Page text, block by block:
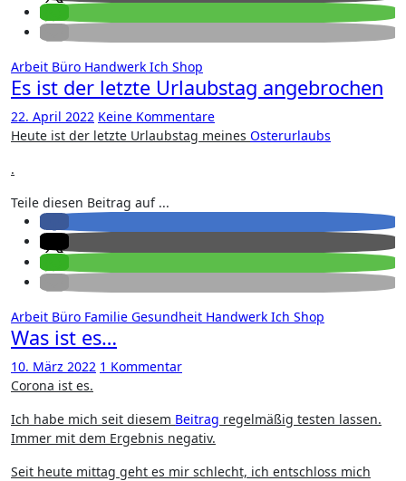
Arbeit Büro Handwerk Ich Shop
Es ist der letzte Urlaubstag angebrochen
22. April 2022 Keine Kommentare
Heute ist der letzte Urlaubstag meines Osterurlaubs
.
Teile diesen Beitrag auf ...
Arbeit Büro Familie Gesundheit Handwerk Ich Shop
Was ist es…
10. März 2022 1 Kommentar
Corona ist es.
Ich habe mich seit diesem Beitrag regelmäßig testen lassen.
Immer mit dem Ergebnis negativ.
Seit heute mittag geht es mir schlecht, ich entschloss mich